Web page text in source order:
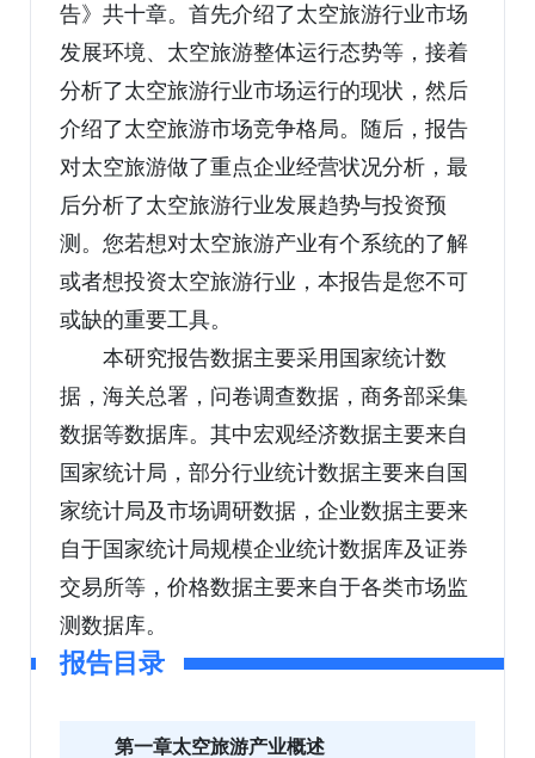
告》共十章。首先介绍了太空旅游行业市场
发展环境、太空旅游整体运行态势等，接着
分析了太空旅游行业市场运行的现状，然后
介绍了太空旅游市场竞争格局。随后，报告
对太空旅游做了重点企业经营状况分析，最
后分析了太空旅游行业发展趋势与投资预
测。您若想对太空旅游产业有个系统的了解
或者想投资太空旅游行业，本报告是您不可
或缺的重要工具。
本研究报告数据主要采用国家统计数
据，海关总署，问卷调查数据，商务部采集
数据等数据库。其中宏观经济数据主要来自
国家统计局，部分行业统计数据主要来自国
家统计局及市场调研数据，企业数据主要来
自于国家统计局规模企业统计数据库及证券
交易所等，价格数据主要来自于各类市场监
测数据库。
报告目录
第一章太空旅游产业概述